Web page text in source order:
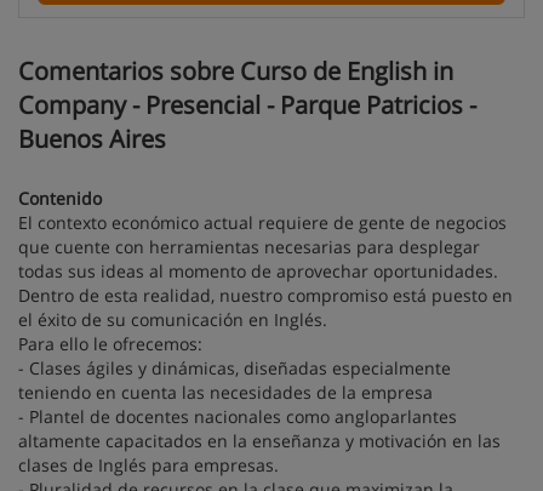
Comentarios sobre Curso de English in
Company - Presencial - Parque Patricios -
Buenos Aires
Contenido
El contexto económico actual requiere de gente de negocios
que cuente con herramientas necesarias para desplegar
todas sus ideas al momento de aprovechar oportunidades.
Dentro de esta realidad, nuestro compromiso está puesto en
el éxito de su comunicación en Inglés.
Para ello le ofrecemos:
- Clases ágiles y dinámicas, diseñadas especialmente
teniendo en cuenta las necesidades de la empresa
- Plantel de docentes nacionales como angloparlantes
altamente capacitados en la enseñanza y motivación en las
clases de Inglés para empresas.